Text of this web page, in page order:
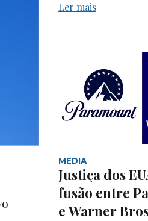
Ler mais
MEDIA
Justiça dos
fusão entre
e Warner